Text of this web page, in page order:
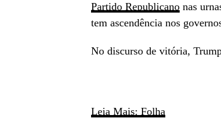
Partido Republicano nas
tem ascendência nos
No discurso de vitória,
Leia Mais: Folha